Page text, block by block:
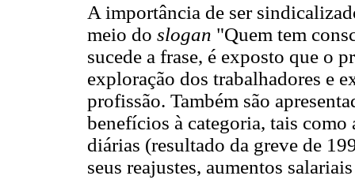
A importância de ser
meio do slogan "Quem tem
sucede a frase, é exposto que o
exploração dos trabalhadores e
profissão. Também são
benefícios à categoria, tais
diárias (resultado da greve de
seus reajustes, aumentos